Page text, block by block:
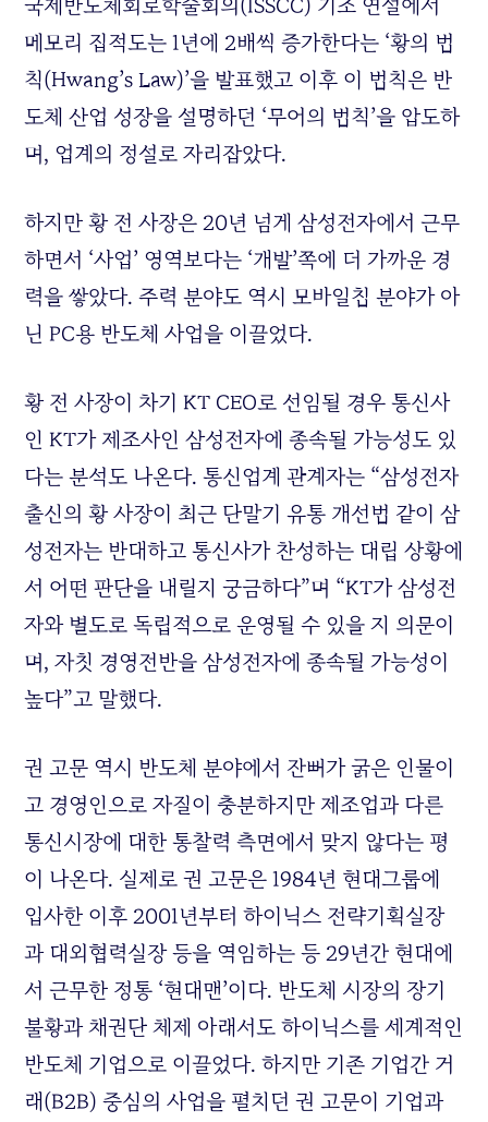
국제반도체회로학술회의(ISSCC) 기조 연설에서
메모리 집적도는 1년에 2배씩 증가한다는 ‘황의 법
칙(Hwang’s Law)’을 발표했고 이후 이 법칙은 반
도체 산업 성장을 설명하던 ‘무어의 법칙’을 압도하
며, 업계의 정설로 자리잡았다.
하지만 황 전 사장은 20년 넘게 삼성전자에서 근무
하면서 ‘사업’ 영역보다는 ‘개발’쪽에 더 가까운 경
력을 쌓았다. 주력 분야도 역시 모바일칩 분야가 아
닌 PC용 반도체 사업을 이끌었다.
황 전 사장이 차기 KT CEO로 선임될 경우 통신사
인 KT가 제조사인 삼성전자에 종속될 가능성도 있
다는 분석도 나온다. 통신업계 관계자는 “삼성전자
출신의 황 사장이 최근 단말기 유통 개선법 같이 삼
성전자는 반대하고 통신사가 찬성하는 대립 상황에
서 어떤 판단을 내릴지 궁금하다”며 “KT가 삼성전
자와 별도로 독립적으로 운영될 수 있을 지 의문이
며, 자칫 경영전반을 삼성전자에 종속될 가능성이
높다”고 말했다.
권 고문 역시 반도체 분야에서 잔뼈가 굵은 인물이
고 경영인으로 자질이 충분하지만 제조업과 다른
통신시장에 대한 통찰력 측면에서 맞지 않다는 평
이 나온다. 실제로 권 고문은 1984년 현대그룹에
입사한 이후 2001년부터 하이닉스 전략기획실장
과 대외협력실장 등을 역임하는 등 29년간 현대에
서 근무한 정통 ‘현대맨’이다. 반도체 시장의 장기
불황과 채권단 체제 아래서도 하이닉스를 세계적인
반도체 기업으로 이끌었다. 하지만 기존 기업간 거
래(B2B) 중심의 사업을 펼치던 권 고문이 기업과